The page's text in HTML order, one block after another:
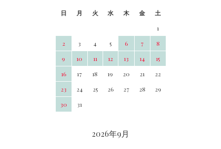
日 月 火 水 木 金
土
1
2
3 4 5 6 7
8
9
10 11 12 13 14
15
16
17 18 19 20 21
22
23
24 25 26 27 28
29
30
31
2026年9月